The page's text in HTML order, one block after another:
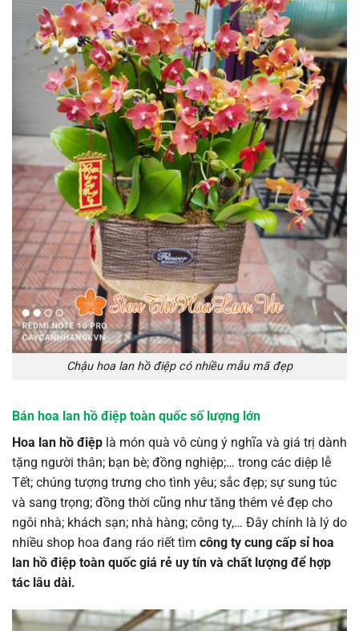
Chậu hoa lan hồ điệp có nhiều mẫu mã đẹp
Bán hoa lan hồ điệp toàn quốc số lượng lớn
Hoa lan hồ điệp là món quà vô cùng ý nghĩa và giá trị dành
tặng người thân; bạn bè; đồng nghiệp;… trong các diệp lễ
Tết; chúng tượng trưng cho tình yêu; sắc đẹp; sự sung túc
và sang trọng; đồng thời cũng như tăng thêm vẻ đẹp cho
ngôi nhà; khách sạn; nhà hàng; công ty,… Đây chính là lý do
nhiều shop hoa đang ráo riết tìm công ty cung cấp sỉ hoa
lan hồ điệp toàn quốc giá rẻ uy tín và chất lượng để hợp
tác lâu dài.